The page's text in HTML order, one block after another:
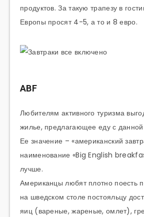
продуктов. За такую трапезу в
Европы просят 4-5, а то и 8 евро.
ABF
Любителям активного туризма
жилье, предлагающее еду с данной
Ее значение – «американский
наименование «Big English
лучше.
Американцы любят плотно поесть
на шведском столе постояльцу
яиц (вареные, жареные, омлет),